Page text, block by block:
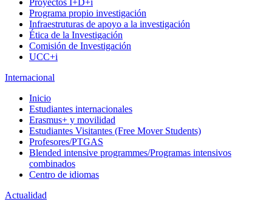
Proyectos I+D+i
Programa propio investigación
Infraestruturas de apoyo a la investigación
Ética de la Investigación
Comisión de Investigación
UCC+i
Internacional
Inicio
Estudiantes internacionales
Erasmus+ y movilidad
Estudiantes Visitantes (Free Mover Students)
Profesores/PTGAS
Blended intensive programmes/Programas intensivos
combinados
Centro de idiomas
Actualidad